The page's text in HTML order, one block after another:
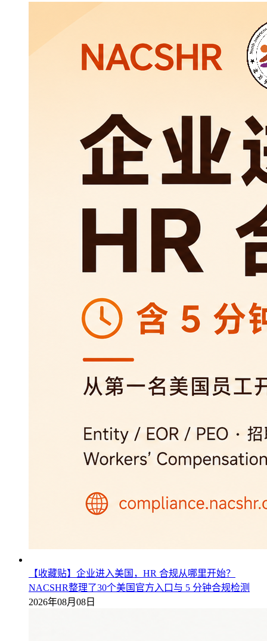
【收藏贴】企业进入美国，HR 合规从哪里开始？
NACSHR整理了30个美国官方入口与 5 分钟合规检测
2026年08月08日